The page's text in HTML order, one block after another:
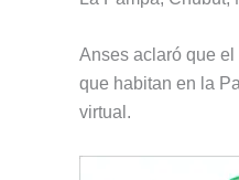
Anses aclaró que
que habitan en la
virtual.